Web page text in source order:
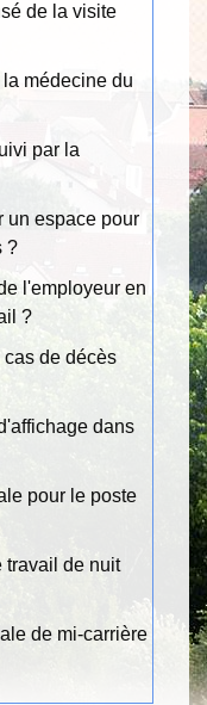
de la visite
médecine du
par la
un espace pour
?
l'employeur en
?
de décès
dans
pour le poste
travail de nuit
de mi-carrière